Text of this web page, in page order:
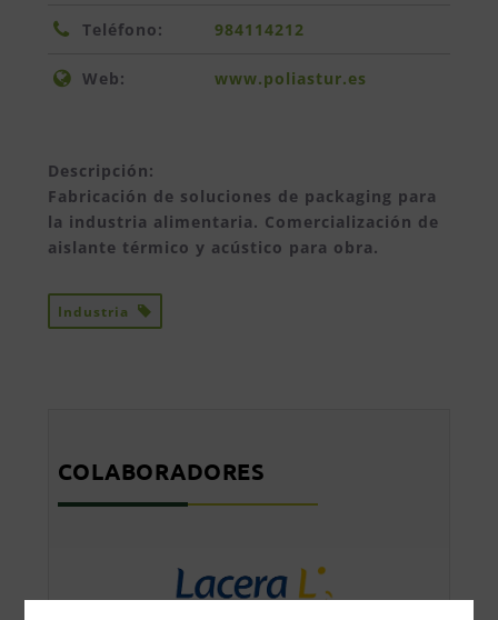
Teléfono: 984114212
Web: www.poliastur.es
Descripción:
Fabricación de soluciones de packaging para
la industria alimentaria. Comercialización de
aislante térmico y acústico para obra.
Industria
COLABORADORES